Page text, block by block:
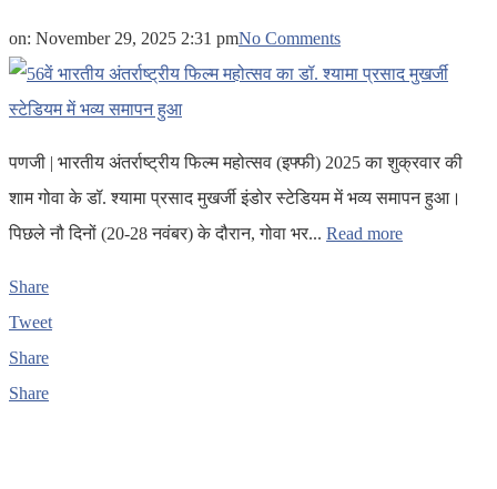
on: November 29, 2025 2:31 pmNo Comments
पणजी | भारतीय अंतर्राष्ट्रीय फिल्म महोत्सव (इफ्फी) 2025 का शुक्रवार की
शाम गोवा के डॉ. श्यामा प्रसाद मुखर्जी इंडोर स्टेडियम में भव्य समापन हुआ।
पिछले नौ दिनों (20-28 नवंबर) के दौरान, गोवा भर... Read more
Share
Tweet
Share
Share